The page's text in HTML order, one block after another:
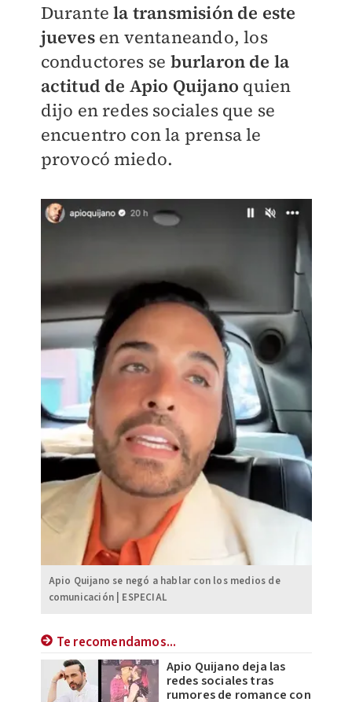
Durantela transmisión de este
juevesen ventaneando, los
conductores se burlaron de la
actitud de Apio Quijano quien
dijo en redes sociales que se
encuentro con la prensa le
provocó miedo.
Apio Quijano se negó a hablar con los medios de
comunicación | ESPECIAL
Te recomendamos...
Apio Quijano deja las
redes sociales tras
rumores de romance con